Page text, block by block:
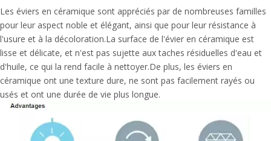
Les éviers en céramique sont appréciés par de nombreuses familles
pour leur aspect noble et élégant, ainsi que pour leur résistance à
l'usure et à la décoloration.La surface de l'évier en céramique est
lisse et délicate, et n'est pas sujette aux taches résiduelles d'eau et
d'huile, ce qui la rend facile à nettoyer.De plus, les éviers en
céramique ont une texture dure, ne sont pas facilement rayés ou
usés et ont une durée de vie plus longue.